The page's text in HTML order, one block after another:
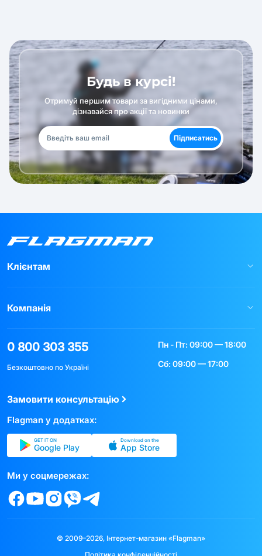
Будь в курсі!
Отримуй першим товари за вигідними цінами,
дізнавайся про акції та новинки
Підписатись
Клієнтам
Компанія
0 800 303 355
Безкоштовно по Україні
Пн - Пт: 09:00 — 18:00
Сб: 09:00 — 17:00
Замовити консультацію
Flagman у додатках:
GET IT ON
Google Play
Download on the
App Store
Ми у соцмережах:
© 2009–2026, Інтернет-магазин «Flagman»